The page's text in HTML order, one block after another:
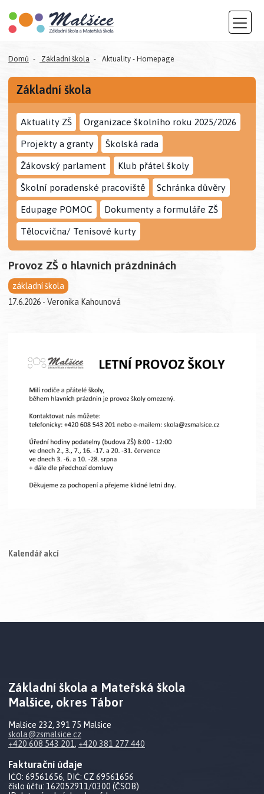
Domů Základní škola Aktuality - Homepage
Základní škola
Aktuality ZŠ Organizace školního roku 2025/2026
Projekty a granty Školská rada
Žákovský parlament Klub přátel školy
Školní poradenské pracoviště Schránka důvěry
Edupage POMOC Dokumenty a formuláře ZŠ
Tělocvična/ Tenisové kurty
Provoz ZŠ o hlavních prázdninách
základní škola
17.6.2026 - Veronika Kahounová
Kalendář akcí
Základní škola a Mateřská škola
Malšice, okres Tábor
Malšice 232, 391 75 Malšice
skola@zsmalsice.cz
+420 608 543 201 , +420 381 277 440
Fakturační údaje
IČO: 69561656, DIČ: CZ 69561656
číslo účtu: 162052911/0300 (ČSOB)